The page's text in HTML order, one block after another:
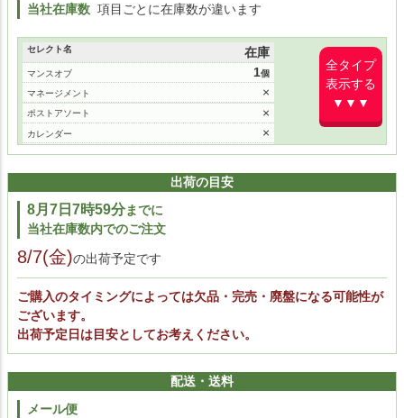
当社在庫数 項目ごとに在庫数が違います
全タイプ
表示する
▼▼▼
セレクト名 在庫
マンスオブ 1
マネージメント ×
ポストアソート ×
カレンダー ×
アニバーサリー 1
ヘルスログ ×
マイジャーナル ×
ハローサマー
ゴーアウトキャンピング
カーニバルタイム
トゥデイ 4
ディスウィーク
出荷の目安
8月7日7時59分までに
当社在庫数内でのご注文
8/7(金)の出荷予定です
ご購入のタイミングによっては欠品・完売・廃盤になる可能性が
ございます。
出荷予定日は目安としてお考えください。
配送・送料
メール便